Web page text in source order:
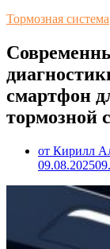
Тормозная система
смартфон
тормозной
от Кирилл
09.08.2025